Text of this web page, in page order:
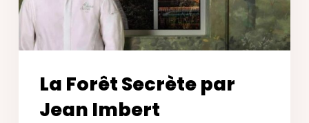
La Forêt Secrète par
Jean Imbert